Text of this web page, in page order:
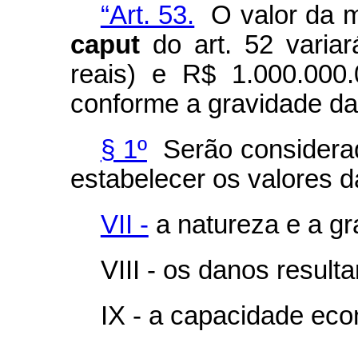
“Art. 53. O valor da
caput do art. 52
reais) e R$
conforme a gravidade
§ 1ºSerão
estabelecer os valores
VII - a natureza e a
VIII - os danos
IX - a capacidade